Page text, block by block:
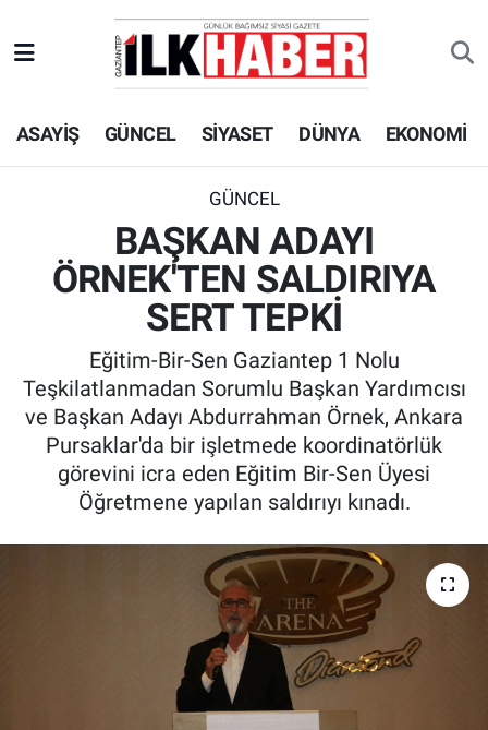
ASAYİŞ GÜNCEL SİYASET DÜNYA EKONOMİ
GÜNCEL
BAŞKAN ADAYI
ÖRNEK'TEN SALDIRIYA
SERT TEPKİ
Eğitim-Bir-Sen Gaziantep 1 Nolu
Teşkilatlanmadan Sorumlu Başkan Yardımcısı
ve Başkan Adayı Abdurrahman Örnek, Ankara
Pursaklar'da bir işletmede koordinatörlük
görevini icra eden Eğitim Bir-Sen Üyesi
Öğretmene yapılan saldırıyı kınadı.
EKONOMİ
SİYASET
TEKNOLOJİ
ASAYİŞ
EĞİTİM
KÜLTÜR - SANAT
Beyoğlu Hava Durumu
Beyoğlu Trafik Yoğunluk Haritası
Süper Lig Puan Durumu ve Fikstür
Tüm Manşetler
Son Dakika Haberleri
Haber Arşivi